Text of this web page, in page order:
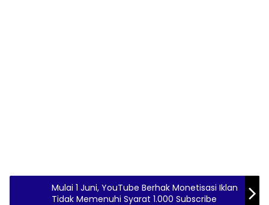
Mulai 1 Juni, YouTube Berhak Monetisasi Iklan
Tidak Memenuhi Syarat 1.000 Subscribe